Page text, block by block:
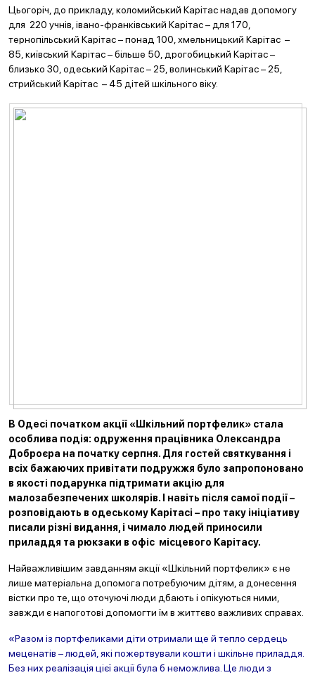
Цьогоріч, до прикладу, коломийський Карітас надав допомогу
для 220 учнів, івано-франківський Карітас – для 170,
тернопільський Карітас – понад 100, хмельницький Карітас –
85, київський Карітас – більше 50, дрогобицький Карітас –
близько 30, одеський Карітас – 25, волинський Карітас – 25,
стрийський Карітас – 45 дітей шкільного віку.
В Одесі початком акції «Шкільний портфелик» стала
особлива подія: одруження працівника Олександра
Доброєра на початку серпня. Для гостей святкування і
всіх бажаючих привітати подружжя було запропоновано
в якості подарунка підтримати акцію для
малозабезпечених школярів. І навіть після самої події –
розповідають в одеському Карітасі – про таку ініціативу
писали різні видання, і чимало людей приносили
приладдя та рюкзаки в офіс місцевого Карітасу.
Найважливішим завданням акції «Шкільний портфелик» є не
лише матеріальна допомога потребуючим дітям, а донесення
вістки про те, що оточуючі люди дбають і опікуються ними,
завжди є напоготові допомогти їм в життєво важливих справах.
«Разом із портфеликами діти отримали ще й тепло сердець
меценатів – людей, які пожертвували кошти і шкільне приладдя.
Без них реалізація цієї акції була б неможлива. Це люди з